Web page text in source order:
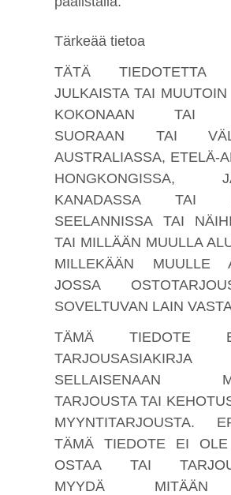
Tärkeää tietoa
TÄTÄ
JULKAISTA TAI
KOKONAAN TAI
SUORAAN TAI
AUSTRALIASSA, ETELÄ-
HONGKONGISSA,
KANADASSA TAI
SEELANNISSA TAI
TAI MILLÄÄN MUULLA
MILLEKÄÄN MUULLE
JOSSA
SOVELTUVAN LAIN
TÄMÄ TIEDOTE
SELLAISENAAN
TARJOUSTA TAI
MYYNTITARJOUSTA.
TÄMÄ TIEDOTE EI OLE
OSTAA TAI
MYYDÄ MITÄÄN